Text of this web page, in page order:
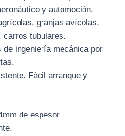
y automoción,
granjas avícolas,
carros tubulares.
ingeniería mecánica por
Fácil arranque y
de espesor.